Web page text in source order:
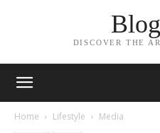
DISCOVER THE
Home Lifestyle Media